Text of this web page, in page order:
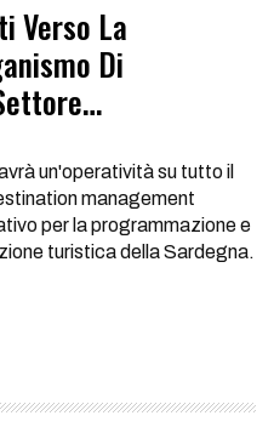
Verso La
Di
un'operatività su tutto il
management
per la programmazione e
turistica della Sardegna.